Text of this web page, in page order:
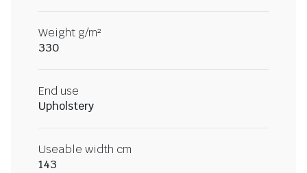
Weight g/m²
330
End use
Upholstery
Useable width cm
143